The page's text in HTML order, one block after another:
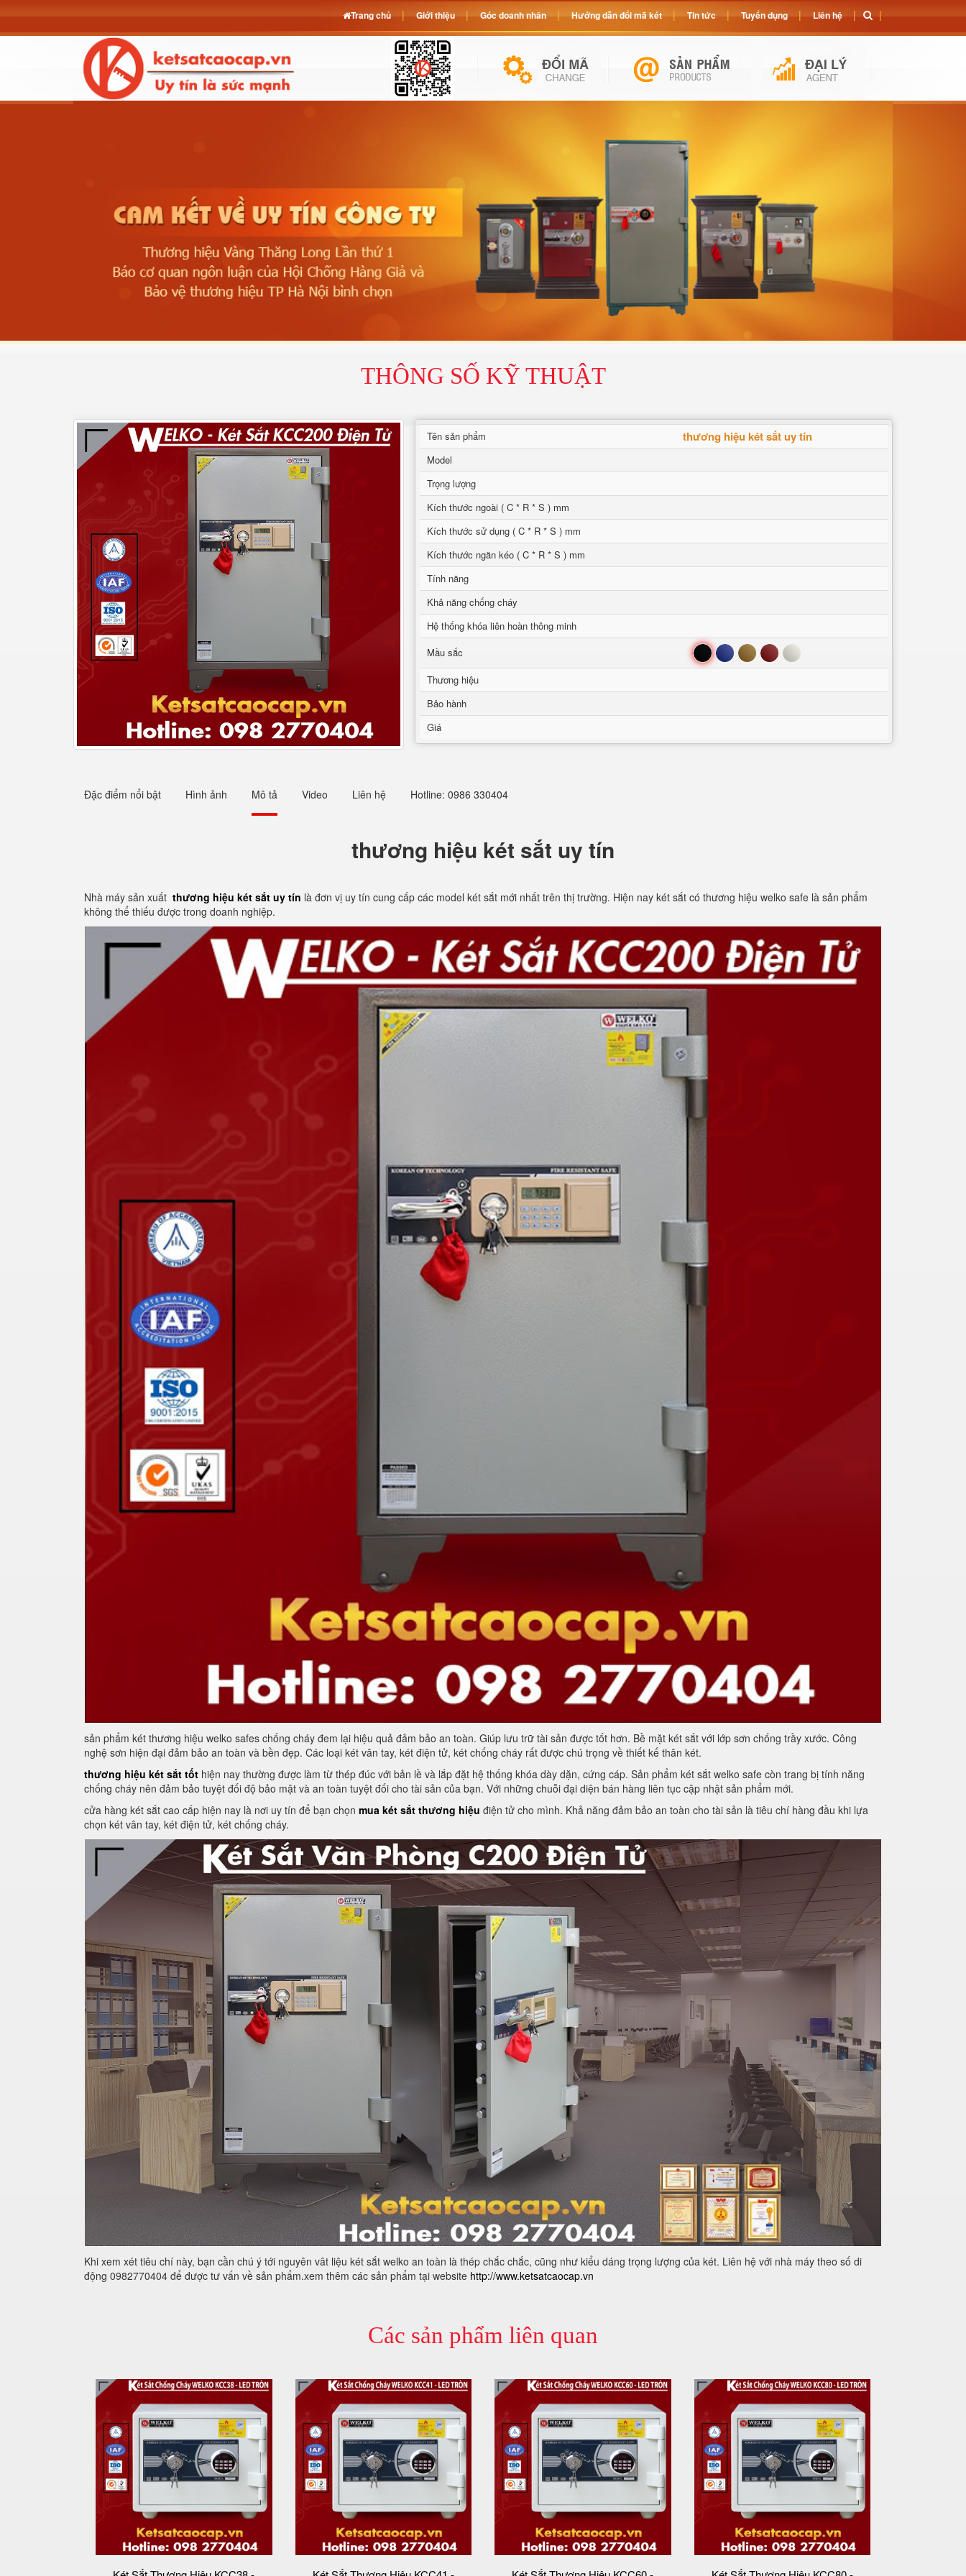
THÔNG SỐ KỸ THUẬT
Tên sản phẩm thương hiệu két sắt uy tín
Model
Trọng lượng
Kích thước ngoài ( C * R * S ) mm
Kích thước sử dụng ( C * R * S ) mm
Kích thước ngăn kéo ( C * R * S ) mm
Tính năng
Khả năng chống cháy
Hệ thống khóa liên hoàn thông minh
Mầu sắc
Đen Xanh Nâu Đỏ Trắng
Thương hiệu
Bảo hành
Giá
Đặc điểm nổi bật Hình ảnh Mô tả Video Liên hệ Hotline: 0986 330404
thương hiệu két sắt uy tín
Nhà máy sản xuất thương hiệu két sắt uy tín là đơn vị uy tín cung cấp các model két sắt mới nhất trên thị trường. Hiện nay két sắt có thương hiệu welko safe là sản phẩm
không thể thiếu được trong doanh nghiệp.
sản phẩm két thương hiệu welko safes chống cháy đem lại hiệu quả đảm bảo an toàn. Giúp lưu trữ tài sản được tốt hơn. Bề mặt két sắt với lớp sơn chống trầy xước. Công
nghệ sơn hiện đại đảm bảo an toàn và bền đẹp. Các loại két vân tay, két điện tử, két chống cháy rất được chú trọng về thiết kế thân két.
thương hiệu két sắt tốt hiện nay thường được làm từ thép đúc với bản lề và lắp đặt hệ thống khóa dày dặn, cứng cáp. Sản phẩm két sắt welko safe còn trang bị tính năng
chống cháy nên đảm bảo tuyệt đối độ bảo mật và an toàn tuyệt đối cho tài sản của bạn. Với những chuỗi đại diện bán hàng liên tục cập nhật sản phẩm mới.
cửa hàng két sắt cao cấp hiện nay là nơi uy tín để bạn chọn mua két sắt thương hiệu điện tử cho mình. Khả năng đảm bảo an toàn cho tài sản là tiêu chí hàng đầu khi lựa
chọn két vân tay, két điện tử, két chống cháy.
Khi xem xét tiêu chí này, bạn cần chú ý tới nguyên vât liệu két sắt welko an toàn là thép chắc chắc, cũng như kiểu dáng trọng lượng của két. Liên hệ với nhà máy theo số di
động 0982770404 để được tư vấn về sản phẩm.xem thêm các sản phẩm tại website http://www.ketsatcaocap.vn
Các sản phẩm liên quan
Trang chủ Giới thiệu Góc doanh nhân Hướng dẫn đổi mã két Tin tức Tuyển dụng Liên hệ